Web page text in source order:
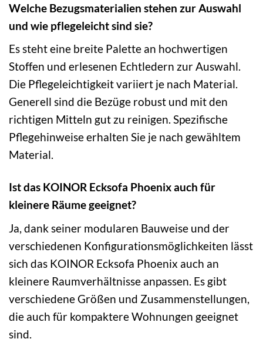
Welche Bezugsmaterialien stehen zur Auswahl
und wie pflegeleicht sind sie?
Es steht eine breite Palette an hochwertigen
Stoffen und erlesenen Echtledern zur Auswahl.
Die Pflegeleichtigkeit variiert je nach Material.
Generell sind die Bezüge robust und mit den
richtigen Mitteln gut zu reinigen. Spezifische
Pflegehinweise erhalten Sie je nach gewähltem
Material.
Ist das KOINOR Ecksofa Phoenix auch für
kleinere Räume geeignet?
Ja, dank seiner modularen Bauweise und der
verschiedenen Konfigurationsmöglichkeiten lässt
sich das KOINOR Ecksofa Phoenix auch an
kleinere Raumverhältnisse anpassen. Es gibt
verschiedene Größen und Zusammenstellungen,
die auch für kompaktere Wohnungen geeignet
sind.